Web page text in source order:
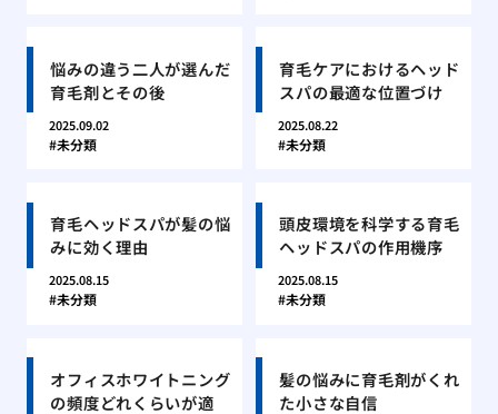
悩みの違う二人が選んだ
育毛剤とその後
2025.09.02
未分類
育毛ケアにおけるヘッド
スパの最適な位置づけ
2025.08.22
未分類
育毛ヘッドスパが髪の悩
みに効く理由
2025.08.15
未分類
頭皮環境を科学する育毛
ヘッドスパの作用機序
2025.08.15
未分類
オフィスホワイトニング
の頻度どれくらいが適
髪の悩みに育毛剤がくれ
た小さな自信